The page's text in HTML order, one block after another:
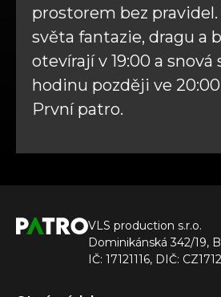
prostorem bez
světa fantazie, dragu a
otevírají v 19:00 a snová
hodinu později ve
První patro.
VLS production s.r.o.
Dominikánská 342/19,
IČ: 17121116, DIČ: